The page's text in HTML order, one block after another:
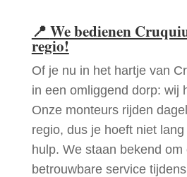
📍 We bedienen
regio!
Of je nu in het hartje van
in een omliggend dorp: wij
Onze monteurs rijden
regio, dus je hoeft niet
hulp. We staan bekend om
betrouwbare service